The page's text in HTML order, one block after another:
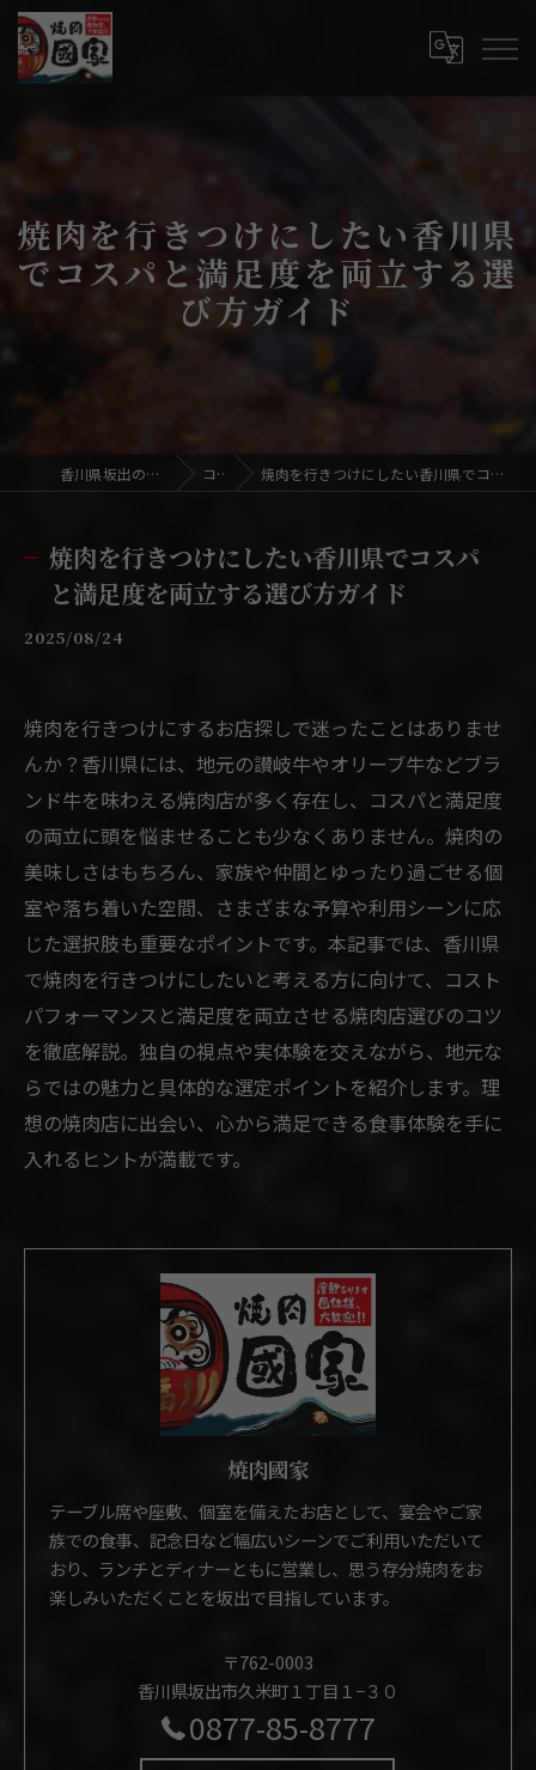
焼肉を行きつけにしたい香川県
でコスパと満足度を両立する選
び方ガイド
香川県坂出の焼肉なら焼肉國家 コラム 焼肉を行きつけにしたい香川県でコスパと満足度を両立する選び方ガイド
焼肉を行きつけにしたい香川県でコスパ
と満足度を両立する選び方ガイド
2025/08/24
焼肉を行きつけにするお店探しで迷ったことはありませ
んか？香川県には、地元の讃岐牛やオリーブ牛などブラ
ンド牛を味わえる焼肉店が多く存在し、コスパと満足度
の両立に頭を悩ませることも少なくありません。焼肉の
美味しさはもちろん、家族や仲間とゆったり過ごせる個
室や落ち着いた空間、さまざまな予算や利用シーンに応
じた選択肢も重要なポイントです。本記事では、香川県
で焼肉を行きつけにしたいと考える方に向けて、コスト
パフォーマンスと満足度を両立させる焼肉店選びのコツ
を徹底解説。独自の視点や実体験を交えながら、地元な
らではの魅力と具体的な選定ポイントを紹介します。理
想の焼肉店に出会い、心から満足できる食事体験を手に
入れるヒントが満載です。
焼肉國家
テーブル席や座敷、個室を備えたお店として、宴会やご家
族での食事、記念日など幅広いシーンでご利用いただいて
おり、ランチとディナーともに営業し、思う存分焼肉をお
楽しみいただくことを坂出で目指しています。
〒762-0003
香川県坂出市久米町１丁目１−３０
0877-85-8777